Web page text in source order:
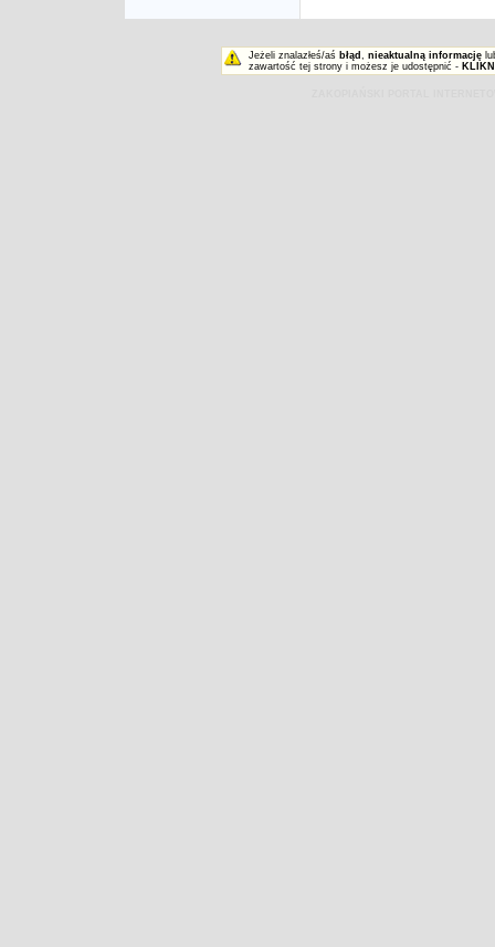
Jeżeli znalazłeś/aś błąd , nieaktualną informację
zawartość tej strony i możesz je udostępnić -